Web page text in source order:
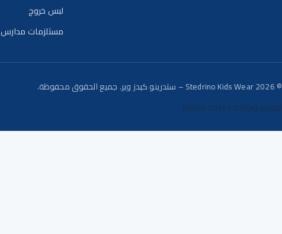
لبس خروج
مستلزمات مدارس
© 2026 Stedrino Kids Wear – ستدرينو كيدز وير. جميع الحقوق محفوظة.
تصميم وبرمجة Recipe Codes